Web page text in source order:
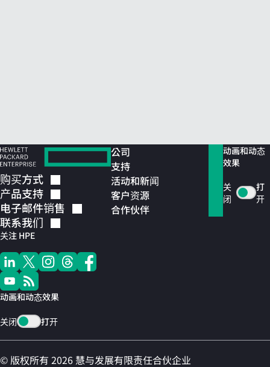
购买方式
产品支持
电子邮件销售
联系我们
关注 HPE
动画和动态效果
关闭 打开
公司
支持
活动和新闻
客户资源
合作伙伴
动画和动态
效果
关
闭
打
开
© 版权所有 2026 慧与发展有限责任合伙企业